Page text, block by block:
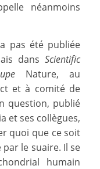
néanmoins
pas été publiée
dansScientific
Nature, au
et à comité de
question, publié
et ses collègues,
quoi que ce soit
le suaire. Il se
humain